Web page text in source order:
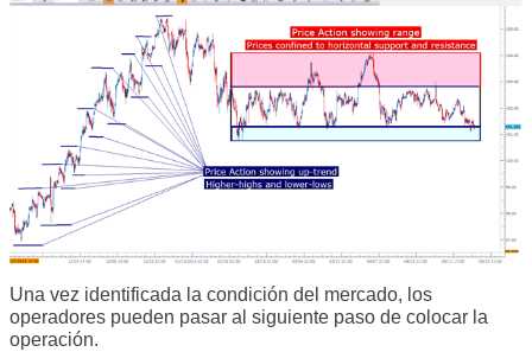
Una vez identificada la condición del mercado, los
operadores pueden pasar al siguiente paso de colocar la
operación.